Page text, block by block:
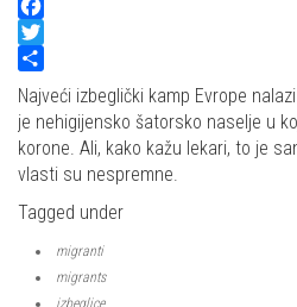
Facebook
Twitter
Share
Najveći izbeglički kamp Evrope
je nehigijensko šatorsko naselje u
korone. Ali, kako kažu lekari, to je
vlasti su nespremne.
Tagged under
migranti
migrants